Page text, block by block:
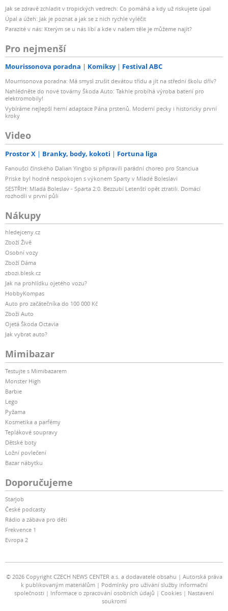
Jak se zdravě zchladit v tropických vedrech: Co pomáhá a kdy už riskujete úpal
Úpal a úžeh: Jak je poznat a jak se z nich rychle vyléčit
Parazité v nás: Kterým se u nás líbí a kde v našem těle je můžeme najít?
Pro nejmenší
Mourissonova poradna Komiksy Festival ABC
Mourrisonova poradna: Má smysl zrušit devátou třídu a jít na střední školu dřív?
Nahlédněte do nové továrny Škoda Auto: Takhle probíhá výroba baterií pro
elektromobily!
Vybíráme nejlepší herní adaptace Pána prstenů. Moderní pecky i historicky první
kroky
Video
Prostor X Branky, body, kokoti Fortuna liga
Fanoušci čínského Dalian Yingbo si připravili parádní choreo pro Stanciua
Priske byl hodně nespokojen s výkonem Sparty v Mladé Boleslavi
SESTŘIH: Mladá Boleslav - Sparta 2:0. Bezzubí Letenští opět ztratili. Domácí
rozhodli v první půli
Nákupy
hledejceny.cz
Zboží Živě
Osobní vozy
Zboží Dáma
zbozi.blesk.cz
Jak na prohlídku ojetého vozu?
HobbyKompas
Auto pro začátečníka do 100 000 Kč
Zboží Auto
Ojetá Škoda Octavia
Jak vybrat auto?
Mimibazar
Testujte s Mimibazarem
Monster High
Barbie
Lego
Pyžama
Kosmetika a parfémy
Teplákové soupravy
Dětské boty
Ložní povlečení
Bazar nábytku
Doporučujeme
Starjob
České podcasty
Rádio a zábava pro děti
Frekvence 1
Evropa 2
© 2026 Copyright CZECH NEWS CENTER a.s. a dodavatelé obsahu
Autorská práva
k publikovaným materiálům
Podmínky pro užívání služby informační
společnosti
Informace o zpracování osobních údajů Cookies
Nastavení
soukromí